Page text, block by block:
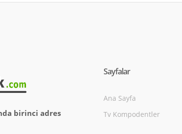
birinci adres
Sayfalar
Ana Sayfa
Tv Kompodentler